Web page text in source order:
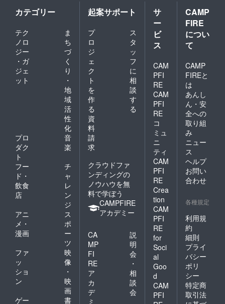
カテゴリー
テク
ノロ
ジー
・ガ
ジェ
ット
ま
ち
づ
く
り
・
地
域
活
性
化
プロ
ダク
ト
音
楽
フー
ド・
飲食
店
チ
ャ
レ
ン
ジ
アニ
メ・
漫画
ス
ポ
ー
ツ
ファ
ッ
ショ
ン
映
像
・
映
画
ゲー
書
起案サポート
プ
ロ
ジ
ェ
ク
ト
を
作
る
ス
タ
ッ
フ
に
相
談
す
る
資
料
請
求
クラウドファ
ンディングの
ノウハウを無
料で学ぼう
CAMPFIRE
アカデミー
CA
MP
FI
RE
ア
カ
デ
ミ
説
明
会
・
相
談
会
サ
ー
ビ
ス
CAM
PFI
RE
CAM
PFI
RE
コ
ミュ
ニ
ティ
CAM
PFI
RE
Crea
tion
CAM
PFI
RE
for
Soci
al
Goo
d
CAM
PFI
CAMP
FIRE
につい
て
CAMP
FIREと
は
あんし
ん・安
全への
取り組
み
ニュー
ス
ヘルプ
お問い
合わせ
各種規定
利用規
約
細則
プライ
バシー
ポリ
シー
特定商
取引法